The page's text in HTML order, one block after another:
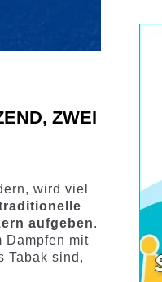
ZWEI
wird viel
aufgeben.
Dampfen mit
Tabak sind,